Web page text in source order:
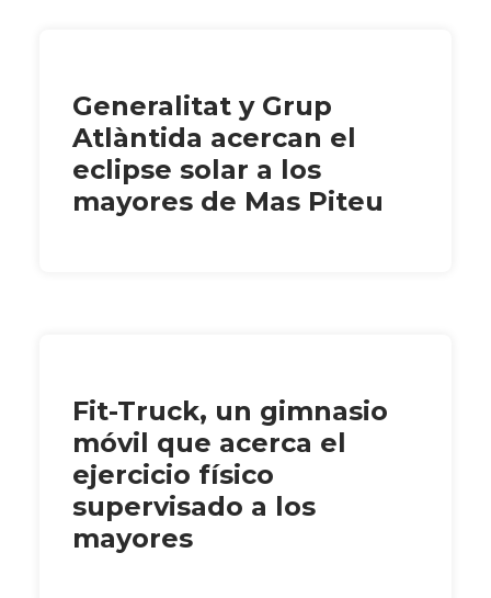
Generalitat y Grup
Atlàntida acercan el
eclipse solar a los
mayores de Mas Piteu
Fit-Truck, un gimnasio
móvil que acerca el
ejercicio físico
supervisado a los
mayores